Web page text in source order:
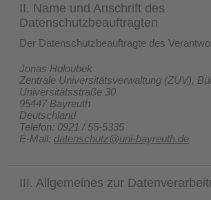
II. Name und Anschrift des
Datenschutzbeauftragten
Der Datenschutzbeauftragte des
Jonas Holoubek
Zentrale Universitätsverwaltung (ZUV),
Universitätsstraße 30
95447 Bayreuth
Deutschland
Telefon: 0921 / 55-5335
E-Mail: datenschutz@uni-bayreuth.de
III. Allgemeines zur